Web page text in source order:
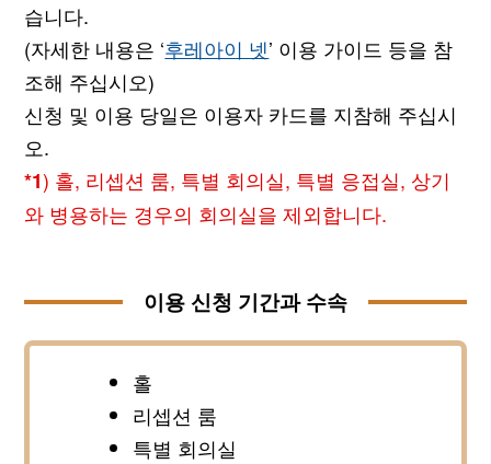
습니다.
(자세한 내용은 ‘후레아이 넷’ 이용 가이드 등을 참
조해 주십시오)
신청 및 이용 당일은 이용자 카드를 지참해 주십시
오.
*1) 홀, 리셉션 룸, 특별 회의실, 특별 응접실, 상기
와 병용하는 경우의 회의실을 제외합니다.
이용 신청 기간과 수속
홀
리셉션 룸
특별 회의실